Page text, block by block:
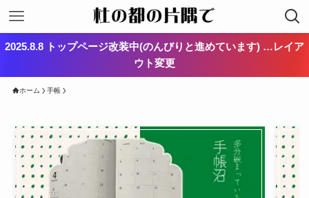
2025.8.8 トップページ改装中(のんびりと進めています) …レイア
ウト変更
ホーム 手帳